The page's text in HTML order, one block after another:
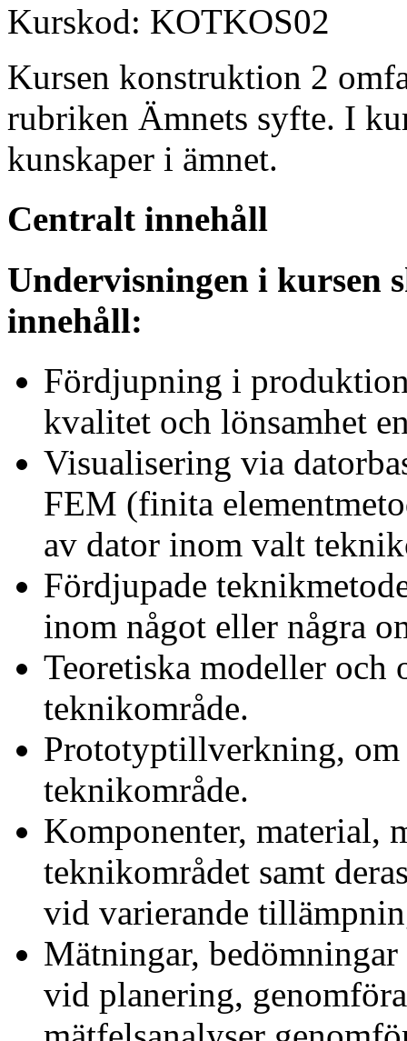
Kurskod: KOTKOS02
Kursen konstruktion 2
rubriken Ämnets syfte. I
kunskaper i ämnet.
Centralt innehåll
Undervisningen i kursen
innehåll:
Fördjupning i
kvalitet och lönsamhet
Visualisering via
FEM (finita
av dator inom valt
Fördjupade
inom något eller några
Teoretiska modeller och
teknikområde.
Prototyptillverkning,
teknikområde.
Komponenter, material,
teknikområdet samt
vid varierande
Mätningar,
vid planering,